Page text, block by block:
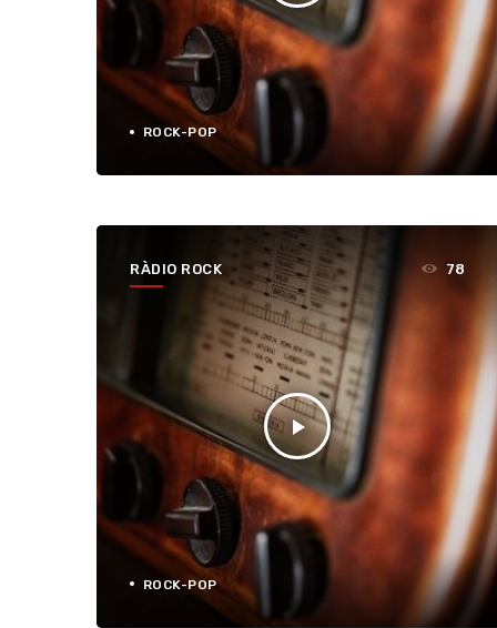
ROCK-POP
RÀDIO ROCK
play_arrow
78
ROCK-POP